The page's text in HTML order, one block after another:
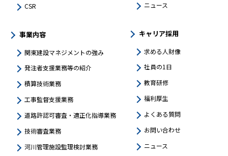
CSR
事業内容
関東建設マネジメントの強み​
発注者支援業務等の紹介
積算技術業務
工事監督支援業務
道路許認可審査・適正化指導業務
技術審査業務
河川管理施設監理検討業務
ニュース
キャリア採用
求める人財像
社員の1日
教育研修
福利厚生
よくある質問
お問い合わせ
ニュース